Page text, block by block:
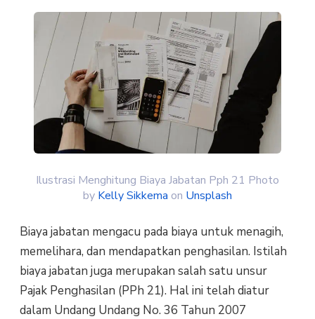
Ilustrasi Menghitung Biaya Jabatan Pph 21 Photo
by Kelly Sikkema on Unsplash
Biaya jabatan mengacu pada biaya untuk menagih,
memelihara, dan mendapatkan penghasilan. Istilah
biaya jabatan juga merupakan salah satu unsur
Pajak Penghasilan (PPh 21). Hal ini telah diatur
dalam Undang Undang No. 36 Tahun 2007